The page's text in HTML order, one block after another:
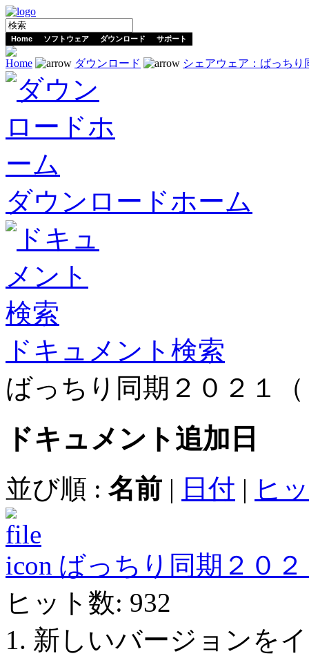
Home ソフトウェア ダウンロード サポート
Home ダウンロード シェアウェア：ばっちり
ダウンロードホーム
ドキュメント検索
ばっちり同期２０２１
ドキュメント 追加日
並び順 : 名前 | 日付 | ヒ
ばっちり同期２０２
ヒット数: 932
1. 新しいバージョンを